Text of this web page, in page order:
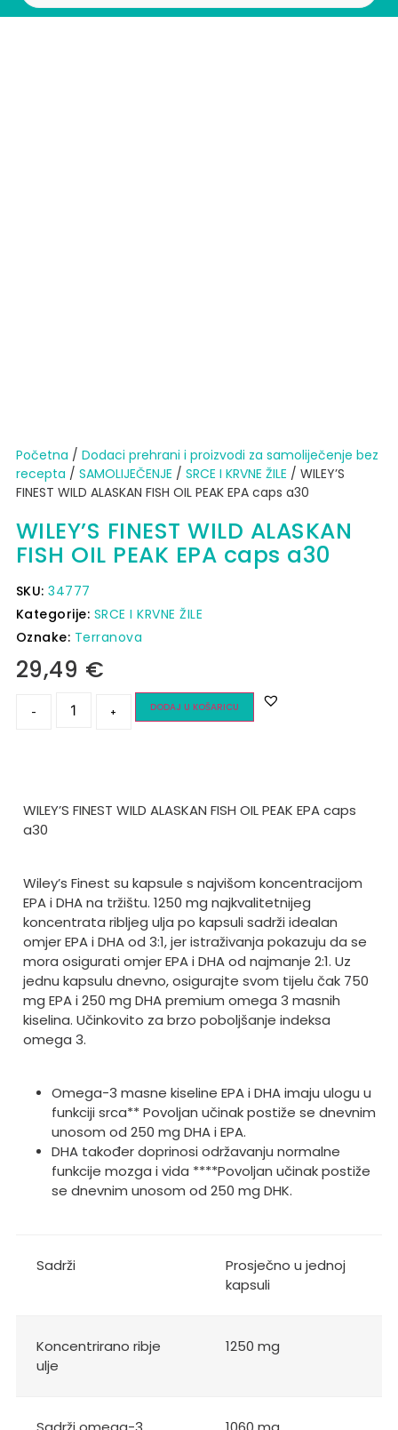
Početna / Dodaci prehrani i proizvodi za samoliječenje bez
recepta / SAMOLIJEČENJE / SRCE I KRVNE ŽILE / WILEY’S
FINEST WILD ALASKAN FISH OIL PEAK EPA caps a30
WILEY’S FINEST WILD ALASKAN
FISH OIL PEAK EPA caps a30
SKU:34777
Kategorije: SRCE I KRVNE ŽILE
Oznake: Terranova
29,49 €
- + DODAJ U KOŠARICU
WILEY’S FINEST WILD ALASKAN FISH OIL PEAK EPA caps
a30
Wiley’s Finest su kapsule s najvišom koncentracijom
EPA i DHA na tržištu. 1250 mg najkvalitetnijeg
koncentrata ribljeg ulja po kapsuli sadrži idealan
omjer EPA i DHA od 3:1, jer istraživanja pokazuju da se
mora osigurati omjer EPA i DHA od najmanje 2:1. Uz
jednu kapsulu dnevno, osigurajte svom tijelu čak 750
mg EPA i 250 mg DHA premium omega 3 masnih
kiselina. Učinkovito za brzo poboljšanje indeksa
omega 3.
Omega-3 masne kiseline EPA i DHA imaju ulogu u
funkciji srca** Povoljan učinak postiže se dnevnim
unosom od 250 mg DHA i EPA.
DHA također doprinosi održavanju normalne
funkcije mozga i vida ****Povoljan učinak postiže
se dnevnim unosom od 250 mg DHK.
Sadrži
Prosječno u jednoj
kapsuli
Koncentrirano ribje
ulje
1250 mg